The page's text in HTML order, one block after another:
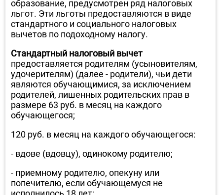
образование, предусмотрен ряд налоговых
льгот. Эти льготы предоставляются в виде
стандартного и социального налоговых
вычетов по подоходному налогу.
Стандартный налоговый вычет
предоставляется родителям (усыновителям,
удочерителям) (далее - родители), чьи дети
являются обучающимися, за исключением
родителей, лишенных родительских прав в
размере 63 руб. в месяц на каждого
обучающегося;
120 руб. в месяц на каждого обучающегося:
- вдове (вдовцу), одинокому родителю;
- приемному родителю, опекуну или
попечителю, если обучающемуся не